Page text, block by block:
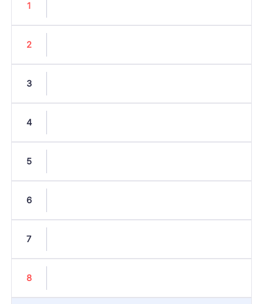
1
2
3
4
5
6
7
8